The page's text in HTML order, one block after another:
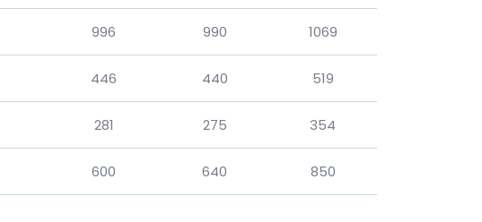
996 990 1069
446 440 519
281 275 354
600 640 850